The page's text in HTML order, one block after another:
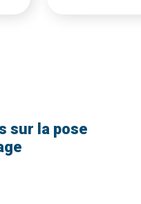
sur la pose